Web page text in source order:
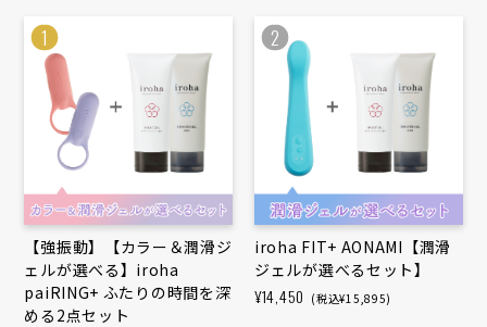
1
【強振動】【カラー＆潤滑ジ
ェルが選べる】iroha
paiRING+ ふたりの時間を深
める2点セット
2
iroha FIT+ AONAMI【潤滑
ジェルが選べるセット】
¥14,450 (税込¥15,895)